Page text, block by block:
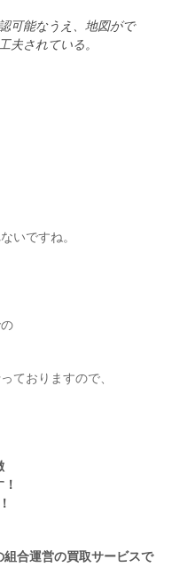
可能なうえ、地図がで
夫されている。
いですね。
ておりますので、
組合運営の買取サービスで